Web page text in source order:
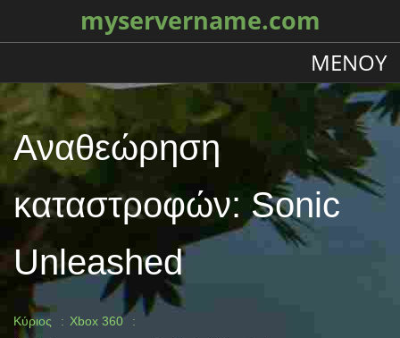
myservername.com
ΜΕΝΟΎ
Αναθεώρηση
καταστροφών: Sonic
Unleashed
Κύριος
Xbox 360